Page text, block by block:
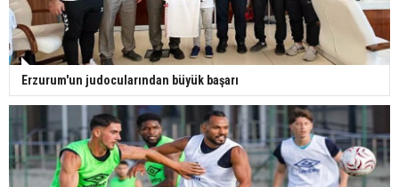
Erzurum'un judocularından büyük başarı